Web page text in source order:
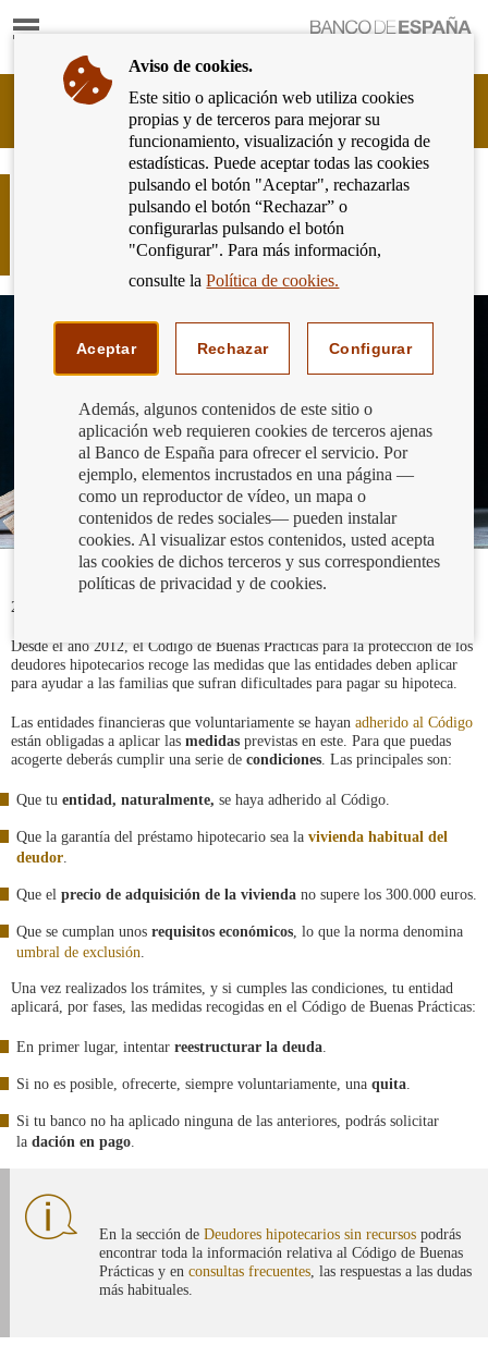
Mostrar
Ir
página
de
inicio
del
Banco
de
España
Cliente
Bancario
Banco
España
Eurosistema,
¿Conoces el Código de Buenas
Prácticas para la protección de
deudores hipotecarios sin recursos?
24/02/2022
Desde el año 2012, el Código de Buenas Prácticas para la protección de los
deudores hipotecarios recoge las medidas que las entidades deben aplicar
para ayudar a las familias que sufran dificultades para pagar su hipoteca.
Las entidades financieras que voluntariamente se hayan adherido al Código
están obligadas a aplicar las medidas previstas en este. Para que puedas
acogerte deberás cumplir una serie de condiciones. Las principales son:
Que tu entidad, naturalmente, se haya adherido al Código.
Que la garantía del préstamo hipotecario sea la vivienda habitual del
deudor.
Que el precio de adquisición de la vivienda no supere los 300.000 euros.
Que se cumplan unos requisitos económicos, lo que la norma denomina
umbral de exclusión.
Una vez realizados los trámites, y si cumples las condiciones, tu entidad
aplicará, por fases, las medidas recogidas en el Código de Buenas Prácticas:
En primer lugar, intentar reestructurar la deuda.
Si no es posible, ofrecerte, siempre voluntariamente, una quita.
Si tu banco no ha aplicado ninguna de las anteriores, podrás solicitar
la dación en pago.
En la sección de Deudores hipotecarios sin recursos podrás
encontrar toda la información relativa al Código de Buenas
Prácticas y en consultas frecuentes, las respuestas a las dudas
más habituales.
Aviso de cookies.
Este sitio o aplicación web utiliza cookies
propias y de terceros para mejorar su
funcionamiento, visualización y recogida de
estadísticas. Puede aceptar todas las cookies
pulsando el botón "Aceptar", rechazarlas
pulsando el botón “Rechazar” o
configurarlas pulsando el botón
"Configurar". Para más información,
consulte laPolítica de cookies.
Aceptar Rechazar Configurar
Además, algunos contenidos de este sitio o
aplicación web requieren cookies de terceros ajenas
al Banco de España para ofrecer el servicio. Por
ejemplo, elementos incrustados en una página —
como un reproductor de vídeo, un mapa o
contenidos de redes sociales— pueden instalar
cookies. Al visualizar estos contenidos, usted acepta
las cookies de dichos terceros y sus correspondientes
políticas de privacidad y de cookies.